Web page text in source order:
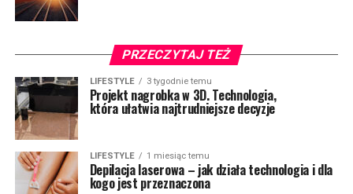
PRZECZYTAJ TEŻ
LIFESTYLE 3 tygodnie temu
Projekt nagrobka w 3D. Technologia,
która ułatwia najtrudniejsze decyzje
LIFESTYLE 1 miesiąc temu
Depilacja laserowa – jak działa technologia i dla
kogo jest przeznaczona